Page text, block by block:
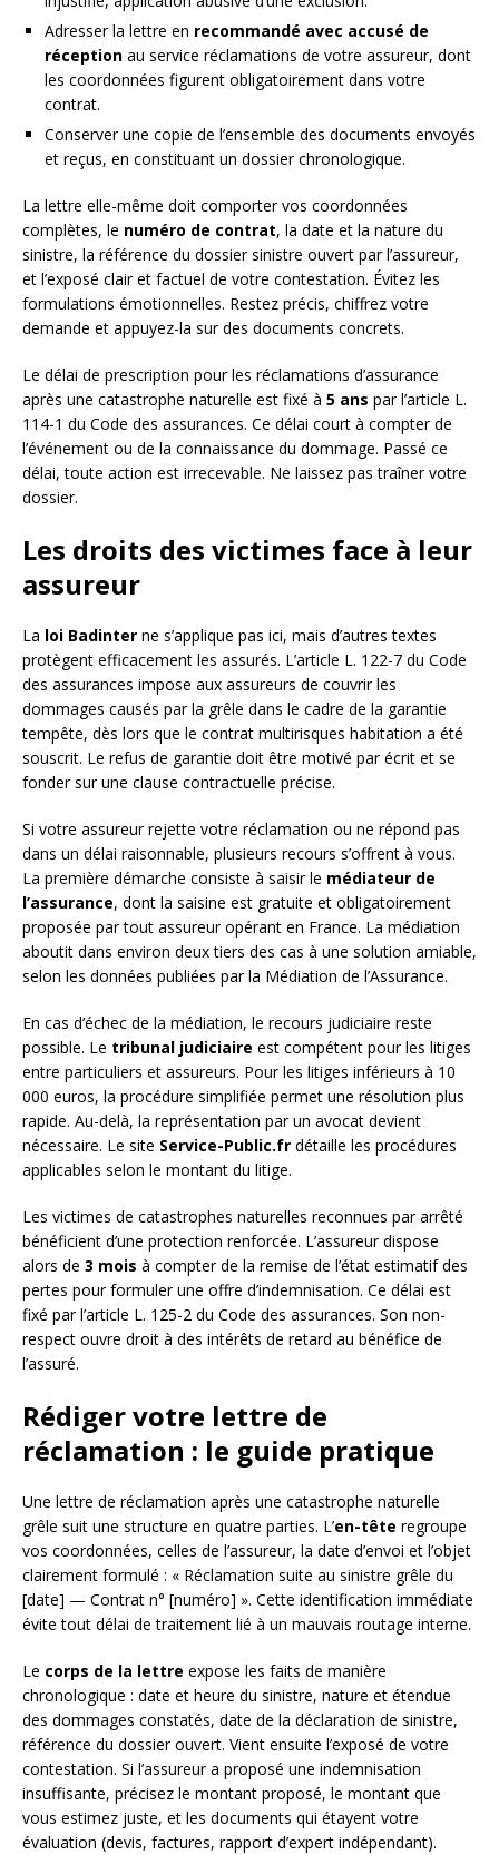
Adresser la lettre en recommandé avec accusé de
réception au service réclamations de votre assureur, dont
les coordonnées figurent obligatoirement dans votre
contrat.
Conserver une copie de l’ensemble des documents envoyés
et reçus, en constituant un dossier chronologique.
La lettre elle-même doit comporter vos coordonnées
complètes, le numéro de contrat, la date et la nature du
sinistre, la référence du dossier sinistre ouvert par l’assureur,
et l’exposé clair et factuel de votre contestation. Évitez les
formulations émotionnelles. Restez précis, chiffrez votre
demande et appuyez-la sur des documents concrets.
Le délai de prescription pour les réclamations d’assurance
après une catastrophe naturelle est fixé à 5 ans par l’article L.
114-1 du Code des assurances. Ce délai court à compter de
l’événement ou de la connaissance du dommage. Passé ce
délai, toute action est irrecevable. Ne laissez pas traîner votre
dossier.
Les droits des victimes face à leur
assureur
La loi Badinter ne s’applique pas ici, mais d’autres textes
protègent efficacement les assurés. L’article L. 122-7 du Code
des assurances impose aux assureurs de couvrir les
dommages causés par la grêle dans le cadre de la garantie
tempête, dès lors que le contrat multirisques habitation a été
souscrit. Le refus de garantie doit être motivé par écrit et se
fonder sur une clause contractuelle précise.
Si votre assureur rejette votre réclamation ou ne répond pas
dans un délai raisonnable, plusieurs recours s’offrent à vous.
La première démarche consiste à saisir le médiateur de
l’assurance, dont la saisine est gratuite et obligatoirement
proposée par tout assureur opérant en France. La médiation
aboutit dans environ deux tiers des cas à une solution amiable,
selon les données publiées par la Médiation de l’Assurance.
En cas d’échec de la médiation, le recours judiciaire reste
possible. Le tribunal judiciaire est compétent pour les litiges
entre particuliers et assureurs. Pour les litiges inférieurs à 10
000 euros, la procédure simplifiée permet une résolution plus
rapide. Au-delà, la représentation par un avocat devient
nécessaire. Le site Service-Public.fr détaille les procédures
applicables selon le montant du litige.
Les victimes de catastrophes naturelles reconnues par arrêté
bénéficient d’une protection renforcée. L’assureur dispose
alors de 3 mois à compter de la remise de l’état estimatif des
pertes pour formuler une offre d’indemnisation. Ce délai est
fixé par l’article L. 125-2 du Code des assurances. Son non-
respect ouvre droit à des intérêts de retard au bénéfice de
l’assuré.
Rédiger votre lettre de
réclamation : le guide pratique
Une lettre de réclamation après une catastrophe naturelle
grêle suit une structure en quatre parties. L’en-tête regroupe
vos coordonnées, celles de l’assureur, la date d’envoi et l’objet
clairement formulé : « Réclamation suite au sinistre grêle du
[date] — Contrat n° [numéro] ». Cette identification immédiate
évite tout délai de traitement lié à un mauvais routage interne.
Le corps de la lettre expose les faits de manière
chronologique : date et heure du sinistre, nature et étendue
des dommages constatés, date de la déclaration de sinistre,
référence du dossier ouvert. Vient ensuite l’exposé de votre
contestation. Si l’assureur a proposé une indemnisation
insuffisante, précisez le montant proposé, le montant que
vous estimez juste, et les documents qui étayent votre
évaluation (devis, factures, rapport d’expert indépendant).